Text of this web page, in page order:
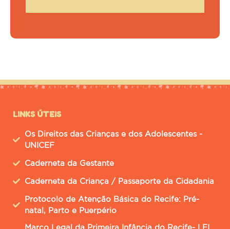
LINKS ÚTEIS
Os Direitos das Crianças e dos Adolescentes -
UNICEF
Caderneta da Gestante
Caderneta da Criança / Passaporte da Cidadania
Protocolo de Atenção Básica do Recife: Pré-
natal, Parto e Puerpério